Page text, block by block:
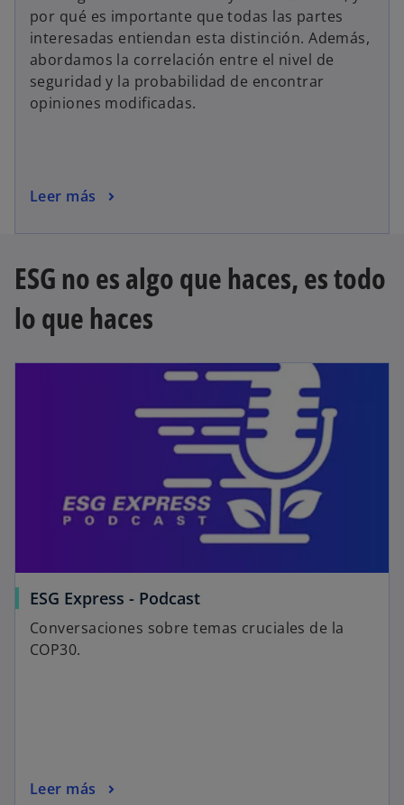
por qué es importante que todas las partes
interesadas entiendan esta distinción. Además,
abordamos la correlación entre el nivel de
seguridad y la probabilidad de encontrar
opiniones modificadas.
Leer más
ESG no es algo que haces, es todo
lo que haces
ESG Express - Podcast
Conversaciones sobre temas cruciales de la
COP30.
Leer más